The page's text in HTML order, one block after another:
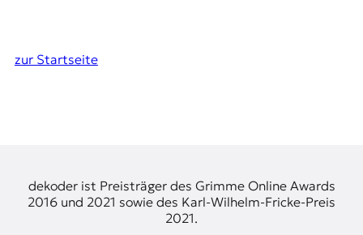
zur Startseite
dekoder ist Preisträger des Grimme Online Awards
2016 und 2021 sowie des Karl-Wilhelm-Fricke-Preis
2021.